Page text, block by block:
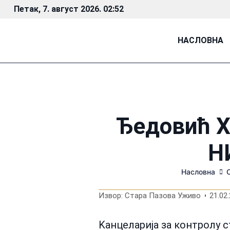
Петак, 7. август 2026. 02:52
НАСЛОВНА
Ђедовић
Насловна
Извор: Стара Пазова Уживо
Kанцеларија за